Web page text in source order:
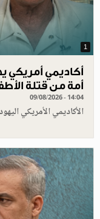
1
أكاديمي أمريكي
أمة من قتلة
09/08/2026 - 14:04
الأكاديمي الأمريكي